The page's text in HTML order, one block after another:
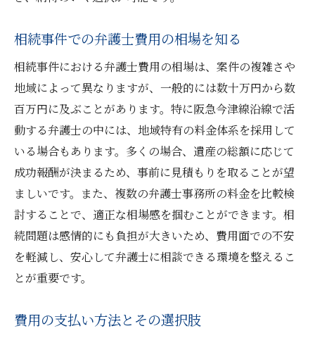
無料相談を最大限に活用する方法
費用の見積もりを比較検討するメリット
法テラスの利用による費用軽減策
相続トラブルを最小限に抑えるための弁護士活
用法
早期相談の重要性とその効果
家族間の話し合いに弁護士を交えた利点
調停・審判の前に考慮すべきこと
法的手続きにおける専門家のサポート
弁護士を介した問題解決の流れ
トラブルを未然に防ぐための法的助言
ポイント
相続事件での弁護士費用の相場を知る
相続事件における弁護士費用の相場は、案件の複雑さや
地域によって異なりますが、一般的には数十万円から数
百万円に及ぶことがあります。特に阪急今津線沿線で活
動する弁護士の中には、地域特有の料金体系を採用して
いる場合もあります。多くの場合、遺産の総額に応じて
成功報酬が決まるため、事前に見積もりを取ることが望
ましいです。また、複数の弁護士事務所の料金を比較検
討することで、適正な相場感を掴むことができます。相
続問題は感情的にも負担が大きいため、費用面での不安
を軽減し、安心して弁護士に相談できる環境を整えるこ
とが重要です。
費用の支払い方法とその選択肢